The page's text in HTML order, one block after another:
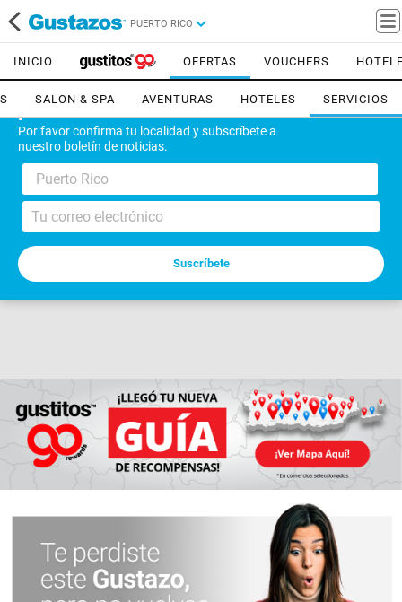
PUERTO RICO
Por favor confirma tu localidad y subscríbete a
nuestro boletín de noticias.
Puerto Rico
INICIO OFERTAS VOUCHERS
SALON & SPA AVENTURAS HOTELES SERVICIOS